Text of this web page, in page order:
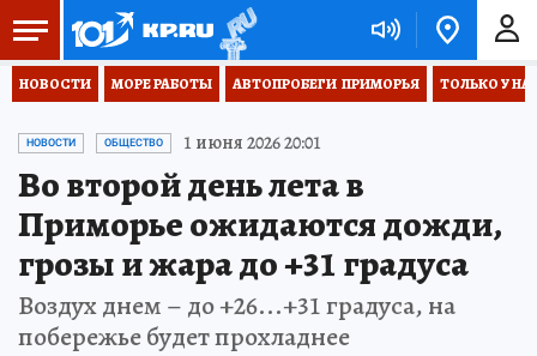
НОВОСТИ МОРЕ РАБОТЫ АВТОПРОБЕГИ  ПРИМОРЬЯ ТОЛЬКО У
НОВОСТИ ОБЩЕСТВО 1 июня 2026 20:01
Во второй день лета в
Приморье ожидаются дожди,
грозы и жара до +31 градуса
Воздух днем – до +26...+31 градуса, на
побережье будет прохладнее